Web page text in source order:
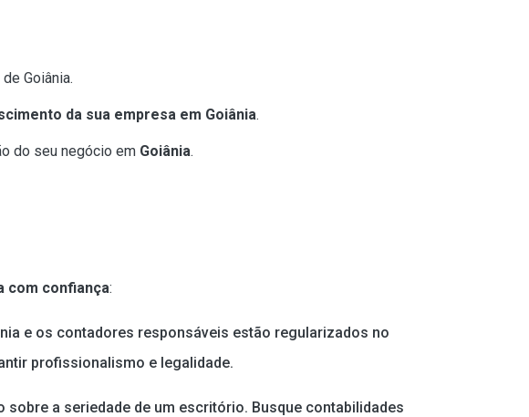
Goiânia.
da sua empresa em Goiânia.
do seu negócio em Goiânia.
com confiança:
e os contadores responsáveis estão regularizados no
profissionalismo e legalidade.
sobre a seriedade de um escritório. Busque contabilidades